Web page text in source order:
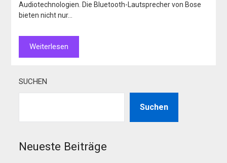
Audiotechnologien. Die Bluetooth-Lautsprecher von Bose
bieten nicht nur…
Weiterlesen
SUCHEN
Suchen
Neueste Beiträge